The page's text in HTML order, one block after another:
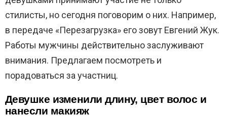
стилисты, но сегодня поговорим о них. Например,
в передаче «Перезагрузка» его зовут Евгений Жук.
Работы мужчины действительно заслуживают
внимания. Предлагаем посмотреть и
порадоваться за участниц.
Девушке изменили длину, цвет волос и
нанесли макияж